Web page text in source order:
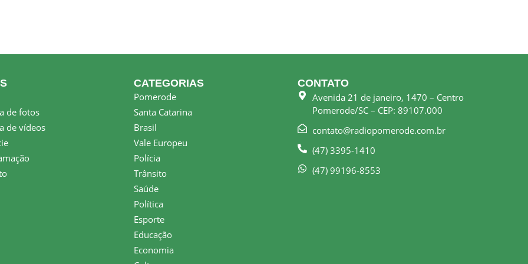
de fotos
de vídeos
CATEGORIAS
Pomerode
Santa Catarina
Brasil
Vale Europeu
Polícia
Trânsito
Saúde
Política
Esporte
Educação
Economia
CONTATO
Avenida 21 de janeiro, 1470 – Centro
Pomerode/SC – CEP: 89107.000
contato@radiopomerode.com.br
(47) 3395-1410
(47) 99196-8553